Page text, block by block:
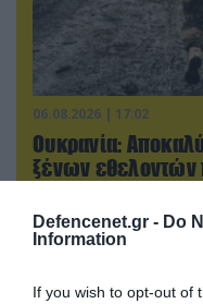
Defencenet.gr - Do
Information
If you wish to opt-out of
06.08.2026 | 17:02
Ουκρανία:
ξένων εθελοντών